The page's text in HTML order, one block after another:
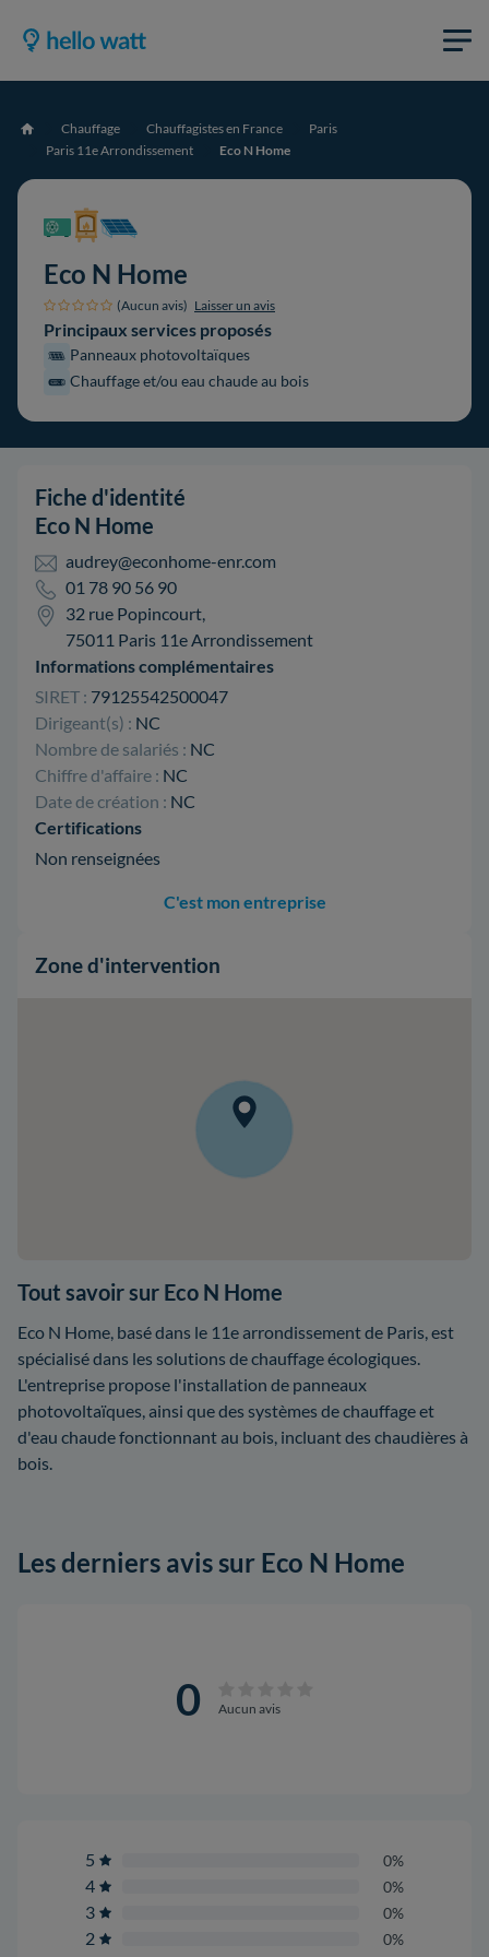
Accueil Chauffage Chauffagistes en France
Paris
Paris 11e Arrondissement
Eco N Home
Eco N Home
(Aucun avis) Laisser un avis
Principaux services proposés
Panneaux photovoltaïques
Chauffage et/ou eau chaude au bois
Fiche d'identité
Eco N Home
audrey@econhome-enr.com
01 78 90 56 90
32 rue Popincourt,
75011 Paris 11e Arrondissement
Informations complémentaires
SIRET : 79125542500047
Dirigeant(s) : NC
Nombre de salariés : NC
Chiffre d'affaire : NC
Date de création : NC
Certifications
Non renseignées
C'est mon entreprise
Zone d'intervention
Tout savoir sur Eco N Home
Eco N Home, basé dans le 11e arrondissement de Paris, est
spécialisé dans les solutions de chauffage écologiques.
L'entreprise propose l'installation de panneaux
photovoltaïques, ainsi que des systèmes de chauffage et
d'eau chaude fonctionnant au bois, incluant des chaudières à
bois.
Les derniers avis sur Eco N Home
0 Aucun avis
5 0%
4 0%
3 0%
2 0%